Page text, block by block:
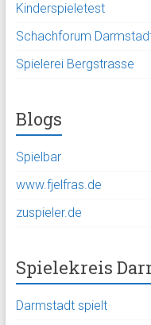
Kinderspieletest
Schachforum
Spielerei Bergstrasse
Blogs
Spielbar
www.fjelfras.de
zuspieler.de
Spielekreis
Darmstadt spielt